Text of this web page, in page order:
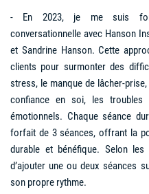
- En 2023, je me suis
conversationnelle avec Hanson
et Sandrine Hanson. Cette
clients pour surmonter des
stress, le manque de lâcher-
confiance en soi, les troubles
émotionnels. Chaque séance
forfait de 3 séances, offrant la
durable et bénéfique. Selon
d’ajouter une ou deux séances
son propre rythme.